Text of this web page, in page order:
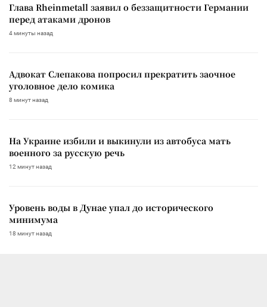
Глава Rheinmetall заявил о беззащитности Германии
перед атаками дронов
4 минуты назад
Адвокат Слепакова попросил прекратить заочное
уголовное дело комика
8 минут назад
На Украине избили и выкинули из автобуса мать
военного за русскую речь
12 минут назад
Уровень воды в Дунае упал до исторического
минимума
18 минут назад